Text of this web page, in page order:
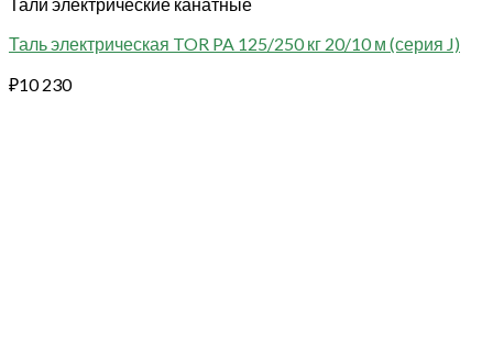
Таль электрическая TOR PA 125/250 кг 20/10 м (серия J)
₽10 230